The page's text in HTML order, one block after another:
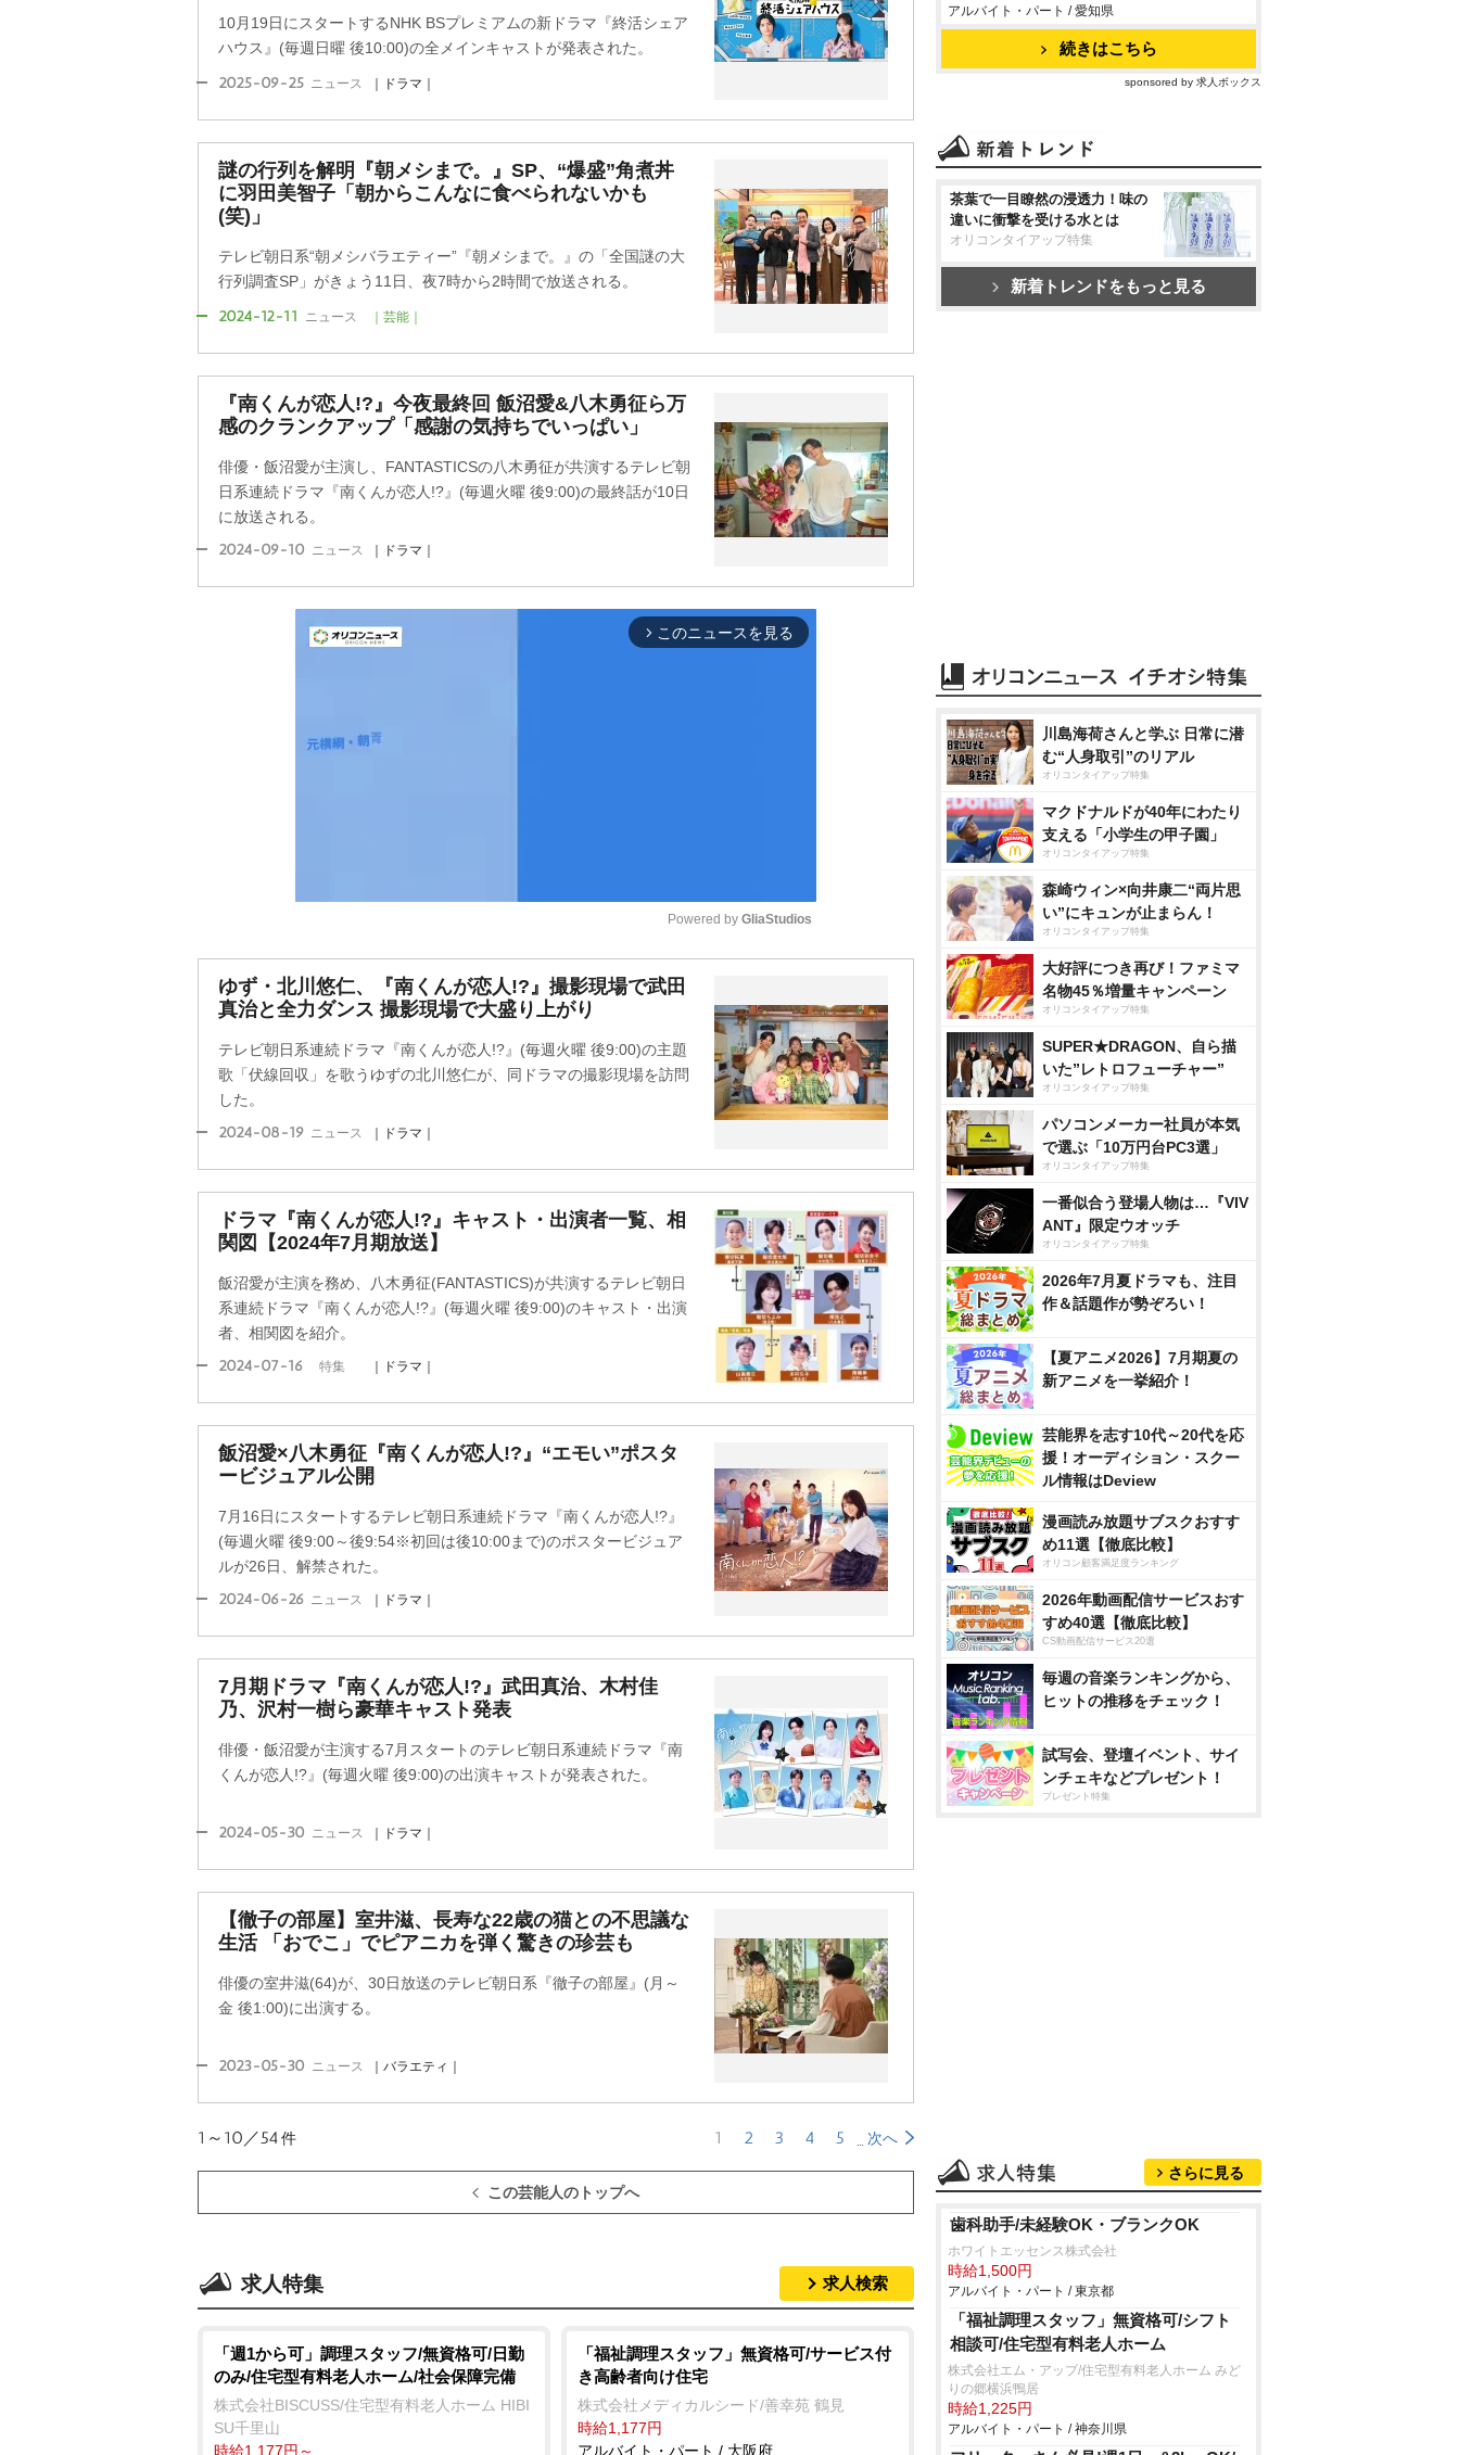
10月19日にスタートするNHK BSプレミアムの新ドラマ『終活シェア
ハウス』(毎週日曜 後10:00)の全メインキャストが発表された。
2025-09-25 ニュース ｜ドラマ｜
謎の行列を解明『朝メシまで。』SP、“爆盛”角煮丼
に羽田美智子「朝からこんなに食べられないかも
(笑)」
テレビ朝日系“朝メシバラエティー”『朝メシまで。』の「全国謎の大
行列調査SP」がきょう11日、夜7時から2時間で放送される。
2024-12-11 ニュース ｜芸能｜
『南くんが恋人!?』今夜最終回 飯沼愛&八木勇征ら万
感のクランクアップ「感謝の気持ちでいっぱい」
俳優・飯沼愛が主演し、FANTASTICSの八木勇征が共演するテレビ朝
日系連続ドラマ『南くんが恋人!?』(毎週火曜 後9:00)の最終話が10日
に放送される。
2024-09-10 ニュース ｜ドラマ｜
arrow_forward_ios このニュースを見る
u
t
e
Powered by GliaStudios
ゆず・北川悠仁、『南くんが恋人!?』撮影現場で武田
真治と全力ダンス 撮影現場で大盛り上がり
テレビ朝日系連続ドラマ『南くんが恋人!?』(毎週火曜 後9:00)の主題
歌「伏線回収」を歌うゆずの北川悠仁が、同ドラマの撮影現場を訪問
した。
2024-08-19 ニュース ｜ドラマ｜
ドラマ『南くんが恋人!?』キャスト・出演者一覧、相
関図【2024年7月期放送】
飯沼愛が主演を務め、八木勇征(FANTASTICS)が共演するテレビ朝日
系連続ドラマ『南くんが恋人!?』(毎週火曜 後9:00)のキャスト・出演
者、相関図を紹介。
2024-07-16 特集 ｜ドラマ｜
飯沼愛×八木勇征『南くんが恋人!?』“エモい”ポスタ
ービジュアル公開
7月16日にスタートするテレビ朝日系連続ドラマ『南くんが恋人!?』
(毎週火曜 後9:00～後9:54※初回は後10:00まで)のポスタービジュア
ルが26日、解禁された。
2024-06-26 ニュース ｜ドラマ｜
7月期ドラマ『南くんが恋人!?』武田真治、木村佳
乃、沢村一樹ら豪華キャスト発表
俳優・飯沼愛が主演する7月スタートのテレビ朝日系連続ドラマ『南
くんが恋人!?』(毎週火曜 後9:00)の出演キャストが発表された。
2024-05-30 ニュース ｜ドラマ｜
【徹子の部屋】室井滋、長寿な22歳の猫との不思議な
生活 「おでこ」でピアニカを弾く驚きの珍芸も
俳優の室井滋(64)が、30日放送のテレビ朝日系『徹子の部屋』(月～
金 後1:00)に出演する。
2023-05-30 ニュース ｜バラエティ｜
1～10／54件 1 2 3 4 5 次へ
この芸能人のトップへ
求人特集 求人検索
「週1から可」調理スタッフ/無資格可/日勤
のみ/住宅型有料老人ホーム/社会保障完備
株式会社BISCUSS/住宅型有料老人ホーム HIBI
SU千里山
時給1,177円～
「福祉調理スタッフ」無資格可/サービス付
き高齢者向け住宅
株式会社メディカルシード/善幸苑 鶴見
時給1,177円
アルバイト・パート / 大阪府
アルバイト・パート / 愛知県
続きはこちら
sponsored by 求人ボックス
茶葉で一目瞭然の浸透力！味の
違いに衝撃を受ける水とは
オリコンタイアップ特集
新着トレンドをもっと見る
川島海荷さんと学ぶ 日常に潜
む“人身取引”のリアル
オリコンタイアップ特集
マクドナルドが40年にわたり
支える「小学生の甲子園」
オリコンタイアップ特集
森崎ウィン×向井康二“両片思
い”にキュンが止まらん！
オリコンタイアップ特集
大好評につき再び！ファミマ
名物45％増量キャンペーン
オリコンタイアップ特集
SUPER★DRAGON、自ら描
いた”レトロフューチャー”
オリコンタイアップ特集
パソコンメーカー社員が本気
で選ぶ「10万円台PC3選」
オリコンタイアップ特集
一番似合う登場人物は…『VIV
ANT』限定ウオッチ
オリコンタイアップ特集
2026年7月夏ドラマも、注目
作＆話題作が勢ぞろい！
【夏アニメ2026】7月期夏の
新アニメを一挙紹介！
芸能界を志す10代～20代を応
援！オーディション・スクー
ル情報はDeview
漫画読み放題サブスクおすす
め11選【徹底比較】
オリコン顧客満足度ランキング
2026年動画配信サービスおす
すめ40選【徹底比較】
CS動画配信サービス20選
毎週の音楽ランキングから、
ヒットの推移をチェック！
試写会、登壇イベント、サイ
ンチェキなどプレゼント！
プレゼント特集
さらに見る
歯科助手/未経験OK・ブランクOK
ホワイトエッセンス株式会社
時給1,500円
アルバイト・パート / 東京都
「福祉調理スタッフ」無資格可/シフト
相談可/住宅型有料老人ホーム
株式会社エム・アップ/住宅型有料老人ホーム みど
りの郷横浜鴨居
時給1,225円
アルバイト・パート / 神奈川県